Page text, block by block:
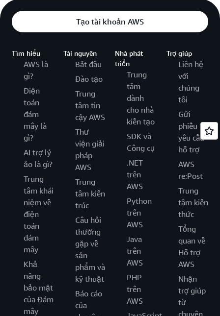
Tạo tài khoản AWS
Tìm hiểu
AWS là
gì?
Điện
toán
đám
mây là
gì?
AI trợ lý
ảo là gì?
Trung
tâm khái
niệm về
điện
toán
đám
mây
Khả
năng
bảo mật
của Đám
mây
Tài nguyên
Bắt đầu
Đào tạo
Trung
tâm tin
cậy AWS
Thư
viện giải
pháp
AWS
Trung
tâm kiến
trúc
Câu hỏi
thường
gặp về
sản
phẩm và
kỹ thuật
Báo cáo
của
Nhà phát
triển
Trung
tâm
dành
cho nhà
kiến tạo
SDK và
Công cụ
.NET
trên
AWS
Python
trên
AWS
Java
trên
AWS
PHP
trên
AWS
Trợ giúp
Liên hệ
với
chúng
tôi
Gửi
phiếu
yêu cầu
hỗ trợ
AWS
re:Post
Trung
tâm kiến
thức
Tổng
quan về
Hỗ trợ
AWS
Nhận
trợ giúp
từ